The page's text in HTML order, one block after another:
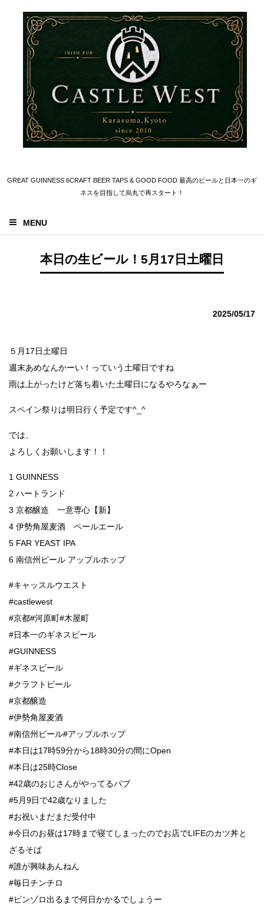
GREAT GUINNESS 6CRAFT BEER TAPS & GOOD FOOD 最高のビールと日本一のギ
ネスを目指して烏丸で再スタート！
MENU
本日の生ビール！5月17日土曜日
2025/05/17
５月17日土曜日
週末あめなんかーい！っていう土曜日ですね
雨は上がったけど落ち着いた土曜日になるやろなぁー
スペイン祭りは明日行く予定です^_^
では、
よろしくお願いします！！
1 GUINNESS
2 ハートランド
3 京都醸造 一意専心【新】
4 伊勢角屋麦酒 ペールエール
5 FAR YEAST IPA
6 南信州ビール アップルホップ
#キャッスルウエスト
#castlewest
#京都#河原町#木屋町
#日本一のギネスビール
#GUINNESS
#ギネスビール
#クラフトビール
#京都醸造
#伊勢角屋麦酒
#南信州ビール#アップルホップ
#本日は17時59分から18時30分の間にOpen
#本日は25時Close
#42歳のおじさんがやってるパブ
#5月9日で42歳なりました
#お祝いまだまだ受付中
#今日のお昼は17時まで寝てしまったのでお店でLIFEのカツ丼と
ざるそば
#誰が興味あんねん
#毎日チンチロ
#ピンゾロ出るまで何日かかるでしょうー